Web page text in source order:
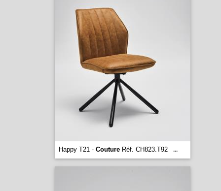
Happy T21 - CoutureRéf. CH823.T92 ...